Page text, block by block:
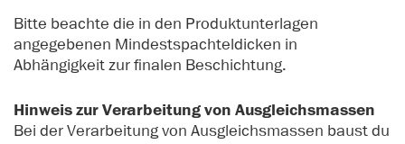
Bitte beachte die in den Produktunterlagen
angegebenen Mindestspachteldicken in
Abhängigkeit zur finalen Beschichtung.
Hinweis zur Verarbeitung von Ausgleichsmassen
Bei der Verarbeitung von Ausgleichsmassen baust du